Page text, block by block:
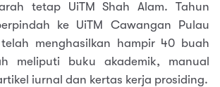
tetap UiTM Shah Alam. Tahun
ke UiTM Cawangan Pulau
menghasilkan hampir 40 buah
meliputi buku akademik, manual
iurnal dan kertas kerja prosiding.